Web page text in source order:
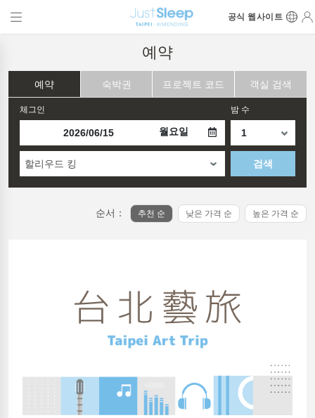
공식 웹사이트
예약
예약 숙박권 프로젝트 코드 객실 검색
체그인
월요일
밤 수
할리우드 킹 검색
순서： 추천 순 낮은 가격 순 높은 가격 순